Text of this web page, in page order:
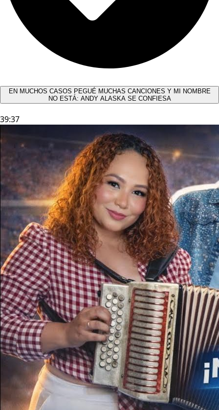
EN MUCHOS CASOS PEGUÉ MUCHAS CANCIONES Y MI NOMBRE
NO ESTÁ: ANDY ALASKA SE CONFIESA​
39:37